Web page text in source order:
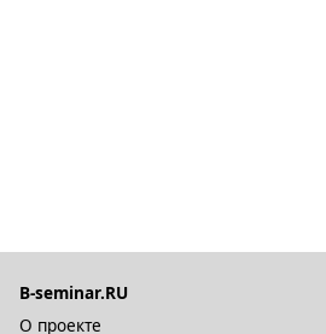
B-seminar.RU
О проекте